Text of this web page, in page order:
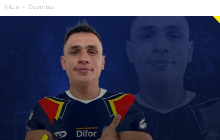
Inicio Deportes